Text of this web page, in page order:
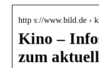
http s://www.bild.de ›
Kino –
zum